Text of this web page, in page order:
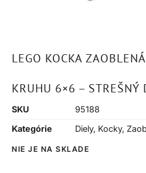
LEGO KOCKA
KRUHU 6×6 – STREŠNÝ
SKU
95188
Kategórie
Diely, Kocky,
NIE JE NA SKLADE